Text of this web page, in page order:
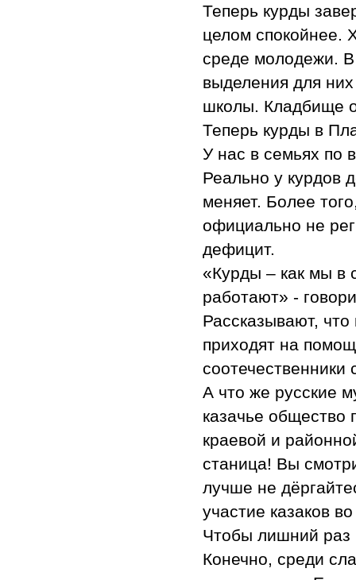
Теперь курды
целом спокойнее.
среде молодежи.
выделения для
школы. Кладбище
Теперь курды в
У нас в семьях по
Реально у курдов
меняет. Более
официально не
дефицит.
«Курды – как мы в
работают» -
Рассказывают,
приходят на
А что же русские
казачье общество
краевой и
станица! Вы
лучше не
участие казаков
Чтобы лишний раз
Конечно, среди